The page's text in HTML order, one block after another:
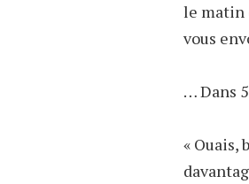
le matin
vous
… Dans
« Ouais,